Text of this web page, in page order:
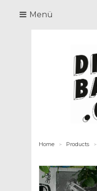
Menü
Home > Products >